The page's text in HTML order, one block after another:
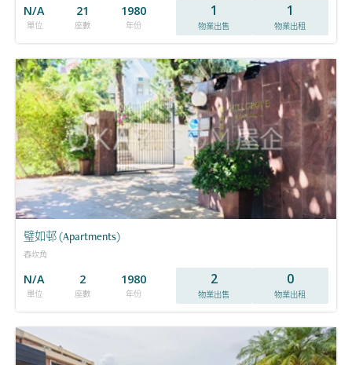
N/A
單位
21
座數
1980
年份
1
物業出售
1
物業出租
璧如邨 (Apartments)
舂坎角
N/A
單位
2
座數
1980
年份
2
物業出售
0
物業出租